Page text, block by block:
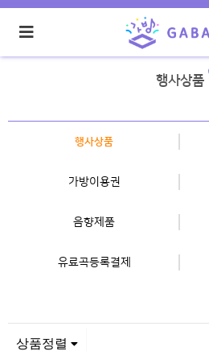
행사상품
행사상품
가방이용권
음향제품
유료곡등록결제
상품정렬